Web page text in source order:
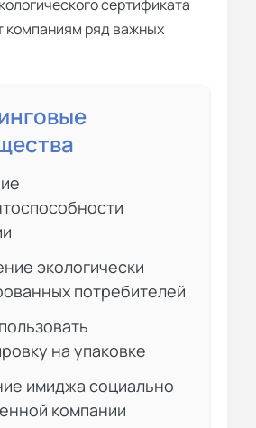
сертификата
компаниям ряд важных
экологически
потребителей
на упаковке
имиджа социально
компании